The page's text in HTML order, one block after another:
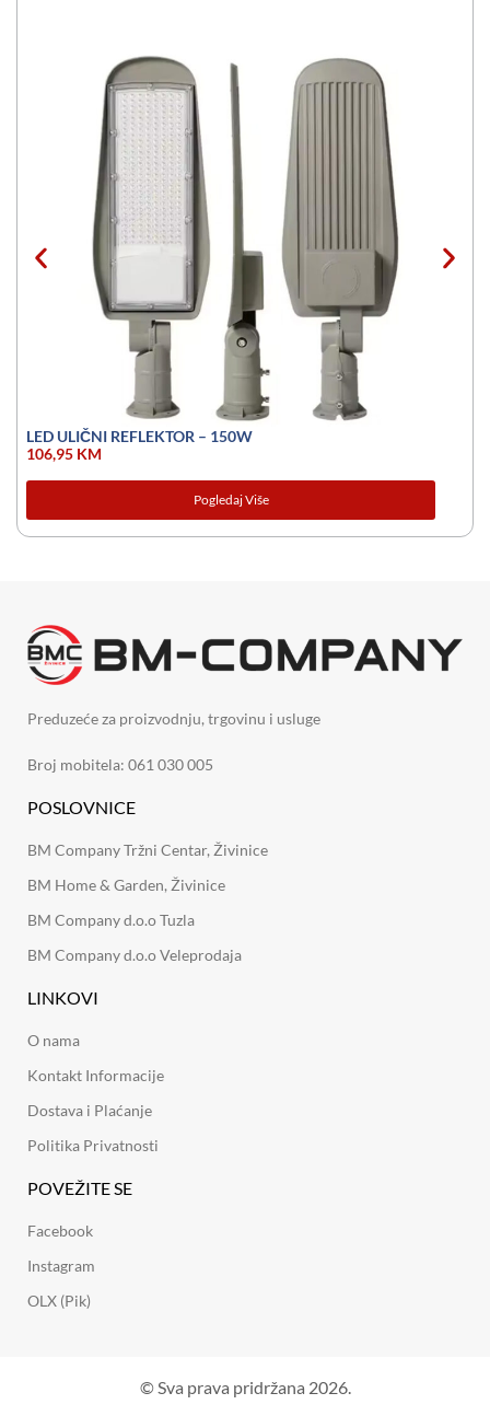
LED ULIČNI REFLEKTOR – 150W
106,95 KM
Pogledaj Više
Preduzeće za proizvodnju, trgovinu i usluge
Broj mobitela: 061 030 005
POSLOVNICE
BM Company Tržni Centar, Živinice
BM Home & Garden, Živinice
BM Company d.o.o Tuzla
BM Company d.o.o Veleprodaja
LINKOVI
O nama
Kontakt Informacije
Dostava i Plaćanje
Politika Privatnosti
POVEŽITE SE
Facebook
Instagram
OLX (Pik)
© Sva prava pridržana 2026.